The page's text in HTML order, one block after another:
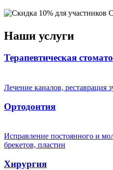
Наши услуги
Терапевтическая
Лечение каналов, реставрация
Ортодонтия
Исправление постоянного и
брекетов, пластин
Хирургия